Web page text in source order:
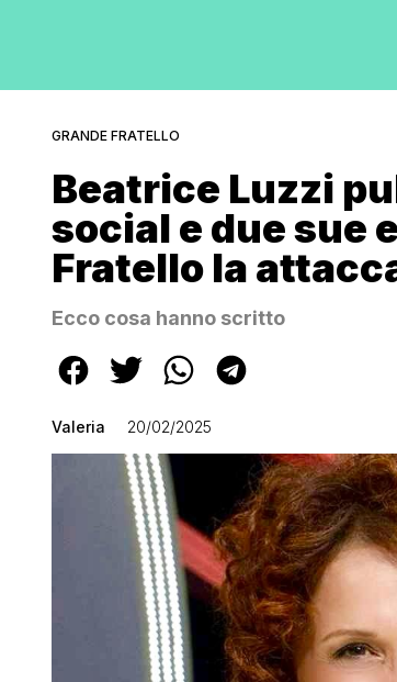
GRANDE FRATELLO
Beatrice Luzzi
social e due sue
Fratello la
Ecco cosa hanno scritto
Valeria 20/02/2025